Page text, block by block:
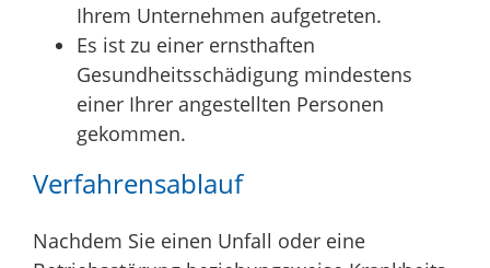
Ihrem Unternehmen aufgetreten.
Es ist zu einer ernsthaften
Gesundheitsschädigung mindestens
einer Ihrer angestellten Personen
gekommen.
Verfahrensablauf
Nachdem Sie einen Unfall oder eine